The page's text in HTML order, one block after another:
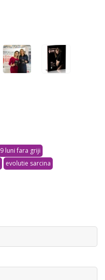
9 luni fara griji
evolutie sarcina